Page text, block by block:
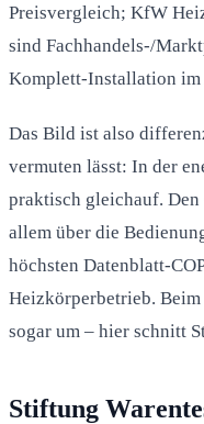
Preisvergleich; KfW
sind Fachhandels-/
Komplett-Installation im
Das Bild ist also
vermuten lässt: In der
praktisch gleichauf. Den
allem über die
höchsten Datenblatt-
Heizkörperbetrieb.
sogar um – hier schnitt
Stiftung